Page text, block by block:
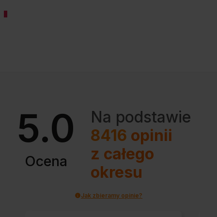
5.0
Ocena
Na podstawie
8416 opinii
z całego
okresu
Jak zbieramy opinie?